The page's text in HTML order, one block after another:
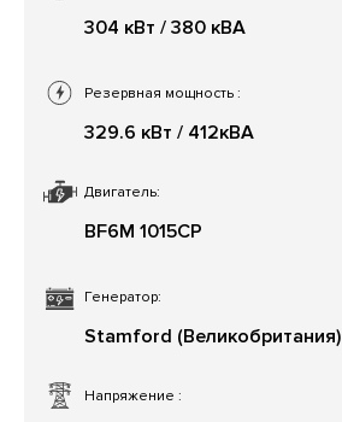
304 кВт / 380 кВА
Двигатель:
BF6M 1015CP
Напряжение :
Резервная мощность :
329.6 кВт / 412кВА
Генератор:
Stamford (Великобритания)